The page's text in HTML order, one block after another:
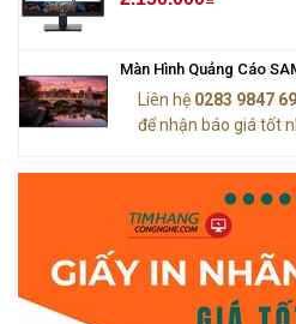
Màn Hình Quảng Cáo
Liên hệ 0283 9847
để nhận báo giá tốt